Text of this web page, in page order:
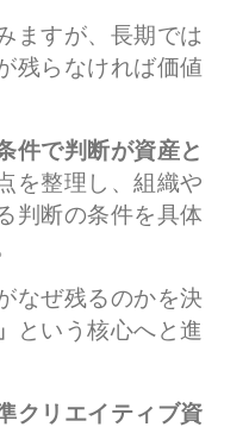
ますが、長期では
残らなければ価値
件で判断が資産と
を整理し、組織や
判断の条件を具体
なぜ残るのかを決
という核心へと進
クリエイティブ資